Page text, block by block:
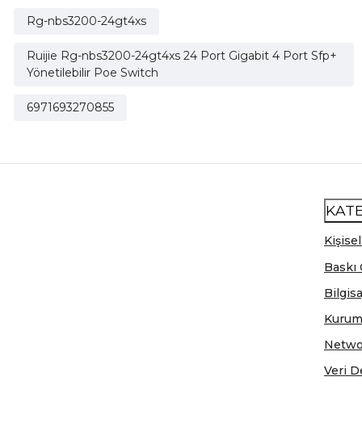
Rg-nbs3200-24gt4xs
Ruijie Rg-nbs3200-24gt4xs 24 Port Gigabit 4 Port Sfp+
Yönetilebilir Poe Switch
6971693270855
Veri